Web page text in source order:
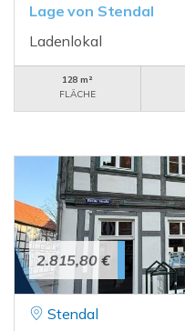
Lage von Stendal
Ladenlokal
128 m²
FLÄCHE
2.815,80 €
Stendal